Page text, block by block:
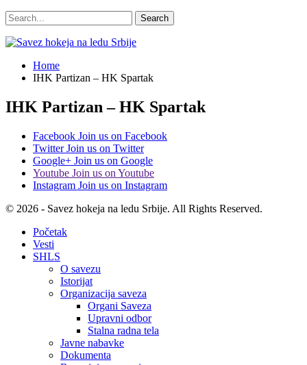
Home
IHK Partizan – HK Spartak
IHK Partizan – HK Spartak
Facebook Join us on Facebook
Twitter Join us on Twitter
Google+ Join us on Google
Youtube Join us on Youtube
Instagram Join us on Instagram
© 2026 - Savez hokeja na ledu Srbije. All Rights Reserved.
Početak
Vesti
SHLS
O savezu
Istorijat
Organizacija saveza
Organi Saveza
Upravni odbor
Stalna radna tela
Javne nabavke
Dokumenta